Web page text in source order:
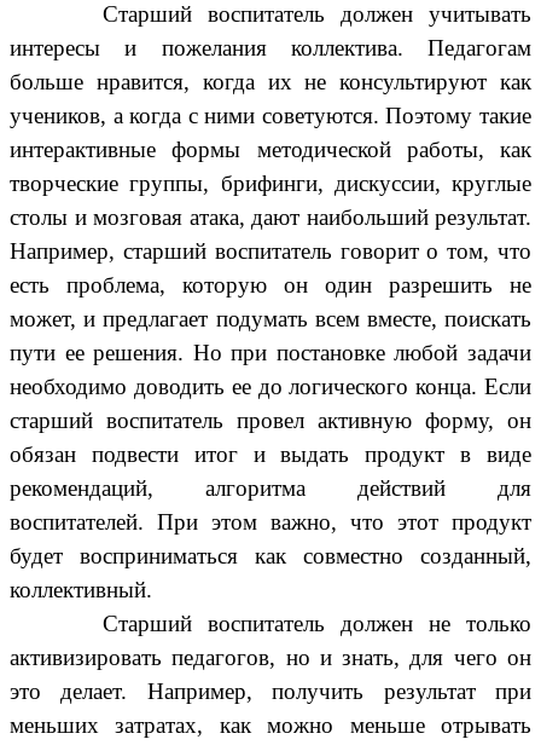
Старший воспитатель должен учитывать
интересы и пожелания коллектива. Педагогам
больше нравится, когда их не консультируют как
учеников, а когда с ними советуются. Поэтому такие
интерактивные формы методической работы, как
творческие группы, брифинги, дискуссии, круглые
столы и мозговая атака, дают наибольший результат.
Например, старший воспитатель говорит о том, что
есть проблема, которую он один разрешить не
может, и предлагает подумать всем вместе, поискать
пути ее решения. Но при постановке любой задачи
необходимо доводить ее до логического конца. Если
старший воспитатель провел активную форму, он
обязан подвести итог и выдать продукт в виде
рекомендаций, алгоритма действий для
воспитателей. При этом важно, что этот продукт
будет восприниматься как совместно созданный,
коллективный.
Старший воспитатель должен не только
активизировать педагогов, но и знать, для чего он
это делает. Например, получить результат при
меньших затратах, как можно меньше отрывать